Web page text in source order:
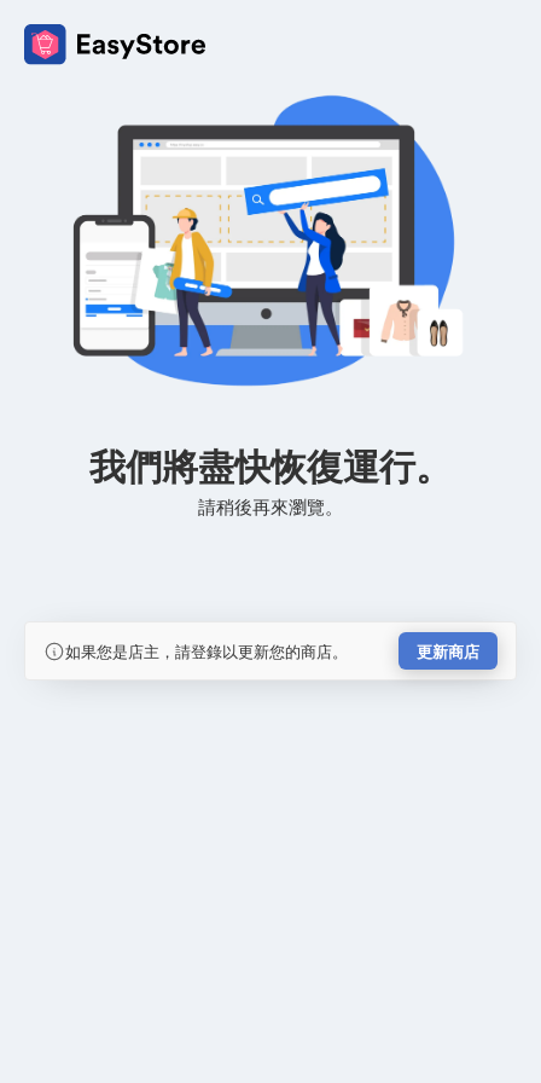
我們將盡快恢復運行。
請稍後再來瀏覽。
如果您是店主，請登錄以更新您的商店。 更新商店